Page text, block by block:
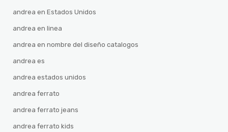
andrea en Estados Unidos
andrea en linea
andrea en nombre del diseño catalogos
andrea es
andrea estados unidos
andrea ferrato
andrea ferrato jeans
andrea ferrato kids